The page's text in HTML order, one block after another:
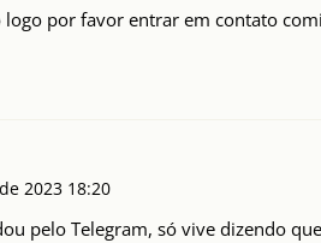
por favor entrar em contato
2023 18:20
pelo Telegram, só vive dizendo